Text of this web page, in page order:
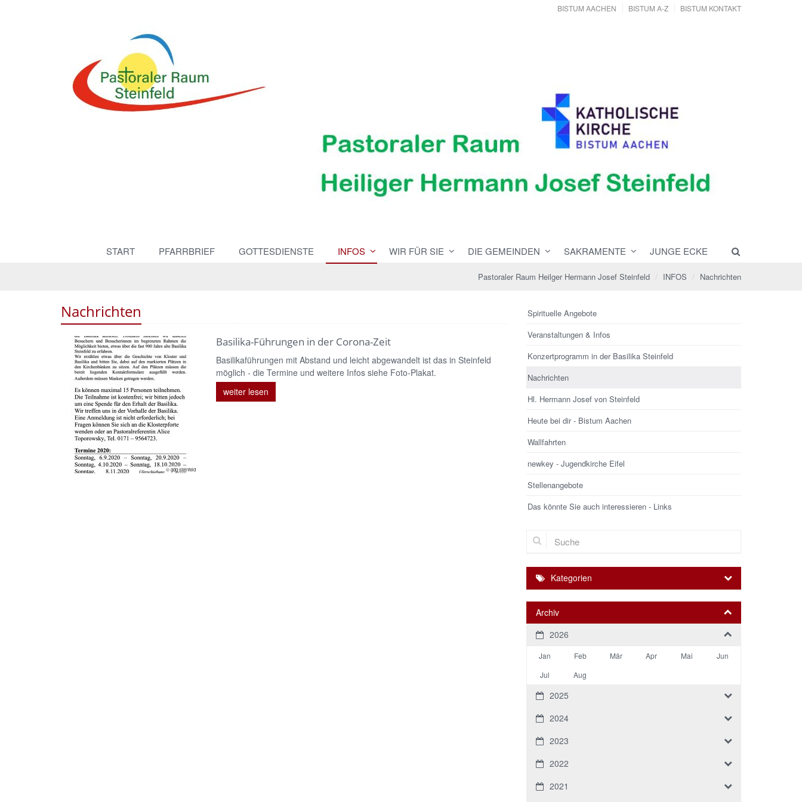
BISTUM AACHEN BISTUM A-Z BISTUM KONTAKT
START PFARRBRIEF GOTTESDIENSTE INFOS WIR FÜR SIE DIE GEMEINDEN SAKRAMENTE JUNGE ECKE
Pastoraler Raum Heilger Hermann Josef Steinfeld INFOS Nachrichten
Nachrichten
© gdg steinfeld
Basilika-Führungen in der Corona-Zeit
Basilikaführungen mit Abstand und leicht abgewandelt ist das in Steinfeld
möglich - die Termine und weitere Infos siehe Foto-Plakat.
weiter lesen
Spirituelle Angebote
Veranstaltungen & Infos
Konzertprogramm in der Basilika Steinfeld
Nachrichten
Hl. Hermann Josef von Steinfeld
Heute bei dir - Bistum Aachen
Wallfahrten
newkey - Jugendkirche Eifel
Stellenangebote
Das könnte Sie auch interessieren - Links
Suche
Kategorien
Archiv
2026
Jan Feb Mär Apr Mai
Jun
Jul
Aug
2025
2024
2023
2022
2021